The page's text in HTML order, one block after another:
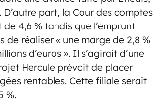
part, la Cour des comptes
4,6 % tandis que l’emprunt
de réaliser « une marge de 2,8 %
d’euros ». Il s’agirait d’une
Hercule prévoit de placer
rentables. Cette filiale serait
%.